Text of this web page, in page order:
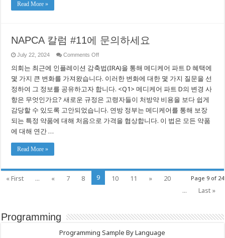
늘
REACH
프
로
그
램
을
확
하
수
가
Read More »
NAPCA 칼럼 #11에 문의하세요
July 22, 2024 Comments Offon
칼
#11
에
의
하
세
요
의회는 최근에 인플레이션 감축법(IRA)을 통해 메디케어 파트 D 혜택에
몇 가지 큰 변화를 가져왔습니다. 이러한 변화에 대한 몇 가지 질문을 선
정하여 그 정보를 공유하고자 합니다. <Q1> 메디케어 파트 D의 변경 사
항은 무엇인가요? 새로운 규정은 고령자들이 처방약 비용을 보다 쉽게
감당할 수 있도록 고안되었습니다. 연방 정부는 메디케어를 통해 보장
되는 특정 약품에 대해 처음으로 가격을 협상합니다. 이 법은 모든 약품
에 대해 연간 …
Read More »
Page 9 of 24
« First ... « 7 8 9 10 11 »
20
...
Last »
Programming
Programming Sample By Language